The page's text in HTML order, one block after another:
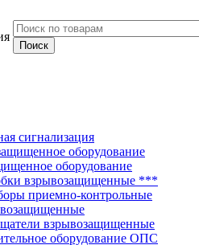
сигнализация
оборудование
взрывозащищенные ***
приемно-контрольные
взрывозащищенные